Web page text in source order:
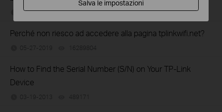
06-26-2019 7625174views
Perché non riesco ad accedere alla pagina tplinkwifi.net?
05-27-2019 16289804
How to Find the Serial Number (S/N) on Your TP-Link
Device
03-19-2013 489171
Salva le impostazioni